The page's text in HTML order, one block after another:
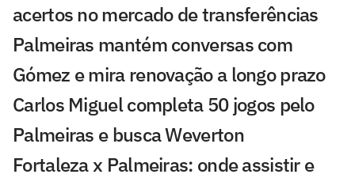
acertos no mercado de transferências
Palmeiras mantém conversas com
Gómez e mira renovação a longo prazo
Carlos Miguel completa 50 jogos pelo
Palmeiras e busca Weverton
Fortaleza x Palmeiras: onde assistir e